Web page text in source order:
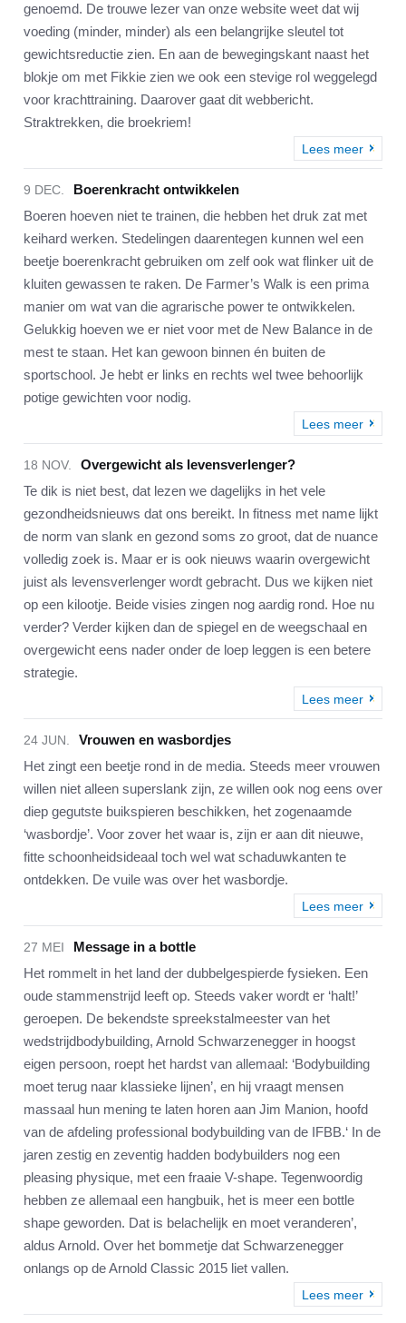
genoemd. De trouwe lezer van onze website weet dat wij
voeding (minder, minder) als een belangrijke sleutel tot
gewichtsreductie zien. En aan de bewegingskant naast het
blokje om met Fikkie zien we ook een stevige rol weggelegd
voor krachttraining. Daarover gaat dit webbericht.
Straktrekken, die broekriem!
Lees meer
9 DEC.
Boerenkracht ontwikkelen
Boeren hoeven niet te trainen, die hebben het druk zat met
keihard werken. Stedelingen daarentegen kunnen wel een
beetje boerenkracht gebruiken om zelf ook wat flinker uit de
kluiten gewassen te raken. De Farmer’s Walk is een prima
manier om wat van die agrarische power te ontwikkelen.
Gelukkig hoeven we er niet voor met de New Balance in de
mest te staan. Het kan gewoon binnen én buiten de
sportschool. Je hebt er links en rechts wel twee behoorlijk
potige gewichten voor nodig.
Lees meer
18 NOV.
Overgewicht als levensverlenger?
Te dik is niet best, dat lezen we dagelijks in het vele
gezondheidsnieuws dat ons bereikt. In fitness met name lijkt
de norm van slank en gezond soms zo groot, dat de nuance
volledig zoek is. Maar er is ook nieuws waarin overgewicht
juist als levensverlenger wordt gebracht. Dus we kijken niet
op een kilootje. Beide visies zingen nog aardig rond. Hoe nu
verder? Verder kijken dan de spiegel en de weegschaal en
overgewicht eens nader onder de loep leggen is een betere
strategie.
Lees meer
24 JUN.
Vrouwen en wasbordjes
Het zingt een beetje rond in de media. Steeds meer vrouwen
willen niet alleen superslank zijn, ze willen ook nog eens over
diep gegutste buikspieren beschikken, het zogenaamde
‘wasbordje’. Voor zover het waar is, zijn er aan dit nieuwe,
fitte schoonheidsideaal toch wel wat schaduwkanten te
ontdekken. De vuile was over het wasbordje.
Lees meer
27 MEI
Message in a bottle
Het rommelt in het land der dubbelgespierde fysieken. Een
oude stammenstrijd leeft op. Steeds vaker wordt er ‘halt!’
geroepen. De bekendste spreekstalmeester van het
wedstrijdbodybuilding, Arnold Schwarzenegger in hoogst
eigen persoon, roept het hardst van allemaal: ‘Bodybuilding
moet terug naar klassieke lijnen’, en hij vraagt mensen
massaal hun mening te laten horen aan Jim Manion, hoofd
van de afdeling professional bodybuilding van de IFBB.‘ In de
jaren zestig en zeventig hadden bodybuilders nog een
pleasing physique, met een fraaie V-shape. Tegenwoordig
hebben ze allemaal een hangbuik, het is meer een bottle
shape geworden. Dat is belachelijk en moet veranderen’,
aldus Arnold. Over het bommetje dat Schwarzenegger
onlangs op de Arnold Classic 2015 liet vallen.
Lees meer